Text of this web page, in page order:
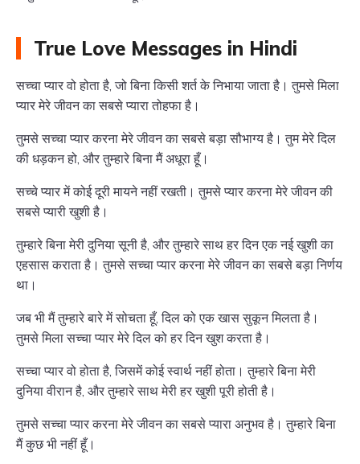
True Love Messages in Hindi
सच्चा प्यार वो होता है, जो बिना किसी शर्त के निभाया जाता है। तुमसे मिला
प्यार मेरे जीवन का सबसे प्यारा तोहफा है।
तुमसे सच्चा प्यार करना मेरे जीवन का सबसे बड़ा सौभाग्य है। तुम मेरे दिल
की धड़कन हो, और तुम्हारे बिना मैं अधूरा हूँ।
सच्चे प्यार में कोई दूरी मायने नहीं रखती। तुमसे प्यार करना मेरे जीवन की
सबसे प्यारी खुशी है।
तुम्हारे बिना मेरी दुनिया सूनी है, और तुम्हारे साथ हर दिन एक नई खुशी का
एहसास कराता है। तुमसे सच्चा प्यार करना मेरे जीवन का सबसे बड़ा निर्णय
था।
जब भी मैं तुम्हारे बारे में सोचता हूँ, दिल को एक खास सुकून मिलता है।
तुमसे मिला सच्चा प्यार मेरे दिल को हर दिन खुश करता है।
सच्चा प्यार वो होता है, जिसमें कोई स्वार्थ नहीं होता। तुम्हारे बिना मेरी
दुनिया वीरान है, और तुम्हारे साथ मेरी हर खुशी पूरी होती है।
तुमसे सच्चा प्यार करना मेरे जीवन का सबसे प्यारा अनुभव है। तुम्हारे बिना
मैं कुछ भी नहीं हूँ।